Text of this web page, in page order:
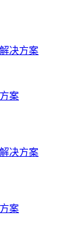
决方案
案
决方案
案